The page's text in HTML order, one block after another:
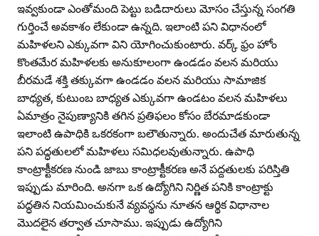
ఇవ్వకుండా ఎంతోమంది పెట్టు బడిదారులు మోసం చేస్తున్న సంగతి
గుర్తించే అవకాశం లేకుండా ఉన్నది. ఇలాంటి పని విధానంలో
మహిళలని ఎక్కువగా విని యోగించుకుంటారు. వర్క్‌ ఫ్రం హోం
కొంతమేర మహిళలకు అనుకూలంగా ఉండడం వలన మరియు
బీరమడే శక్తి తక్కువగా ఉండడం వలన మరియు సామాజిక
బాధ్యత, కుటుంబ బాధ్యత ఎక్కువగా ఉండటం వలన మహిళలు
ఏమాత్రం నైపుణ్యానికి తగిన ప్రతిఫలం కోసం బేరమాడకుండా
ఇలాంటి ఉపాధికి ఒకరకంగా బలౌతున్నారు. అందుచేత మారుతున్న
పని పద్ధతులలో మహిళలు సమిధలవుతున్నారు. ఉపాధి
కాంట్రాక్టీకరణ నుండి జాబు కాంట్రాక్టీకరణ అనే పద్దతులకు పరిస్తితి
ఇప్పుడు మారింది. అనగా ఒక ఉద్యోగిని నిర్ణిత పనికి కాంట్రాక్టు
పద్ధతిన నియమించుకునే వ్యవస్థను నూతన ఆర్థిక విధానాల
మొదలైన తర్వాత చూసాము. ఇప్పుడు ఉద్యోగిని